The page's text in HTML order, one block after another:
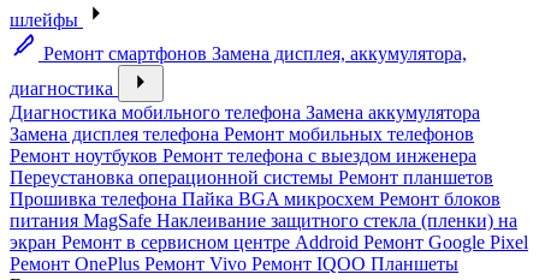
шлейфы
Ремонт смартфонов Замена дисплея, аккумулятора,
диагностика
Диагностика мобильного телефона Замена аккумулятора
Замена дисплея телефона Ремонт мобильных телефонов
Ремонт ноутбуков Ремонт телефона с выездом инженера
Переустановка операционной системы Ремонт планшетов
Прошивка телефона Пайка BGA микросхем Ремонт блоков
питания MagSafe Наклеивание защитного стекла (пленки) на
экран Ремонт в сервисном центре Addroid Ремонт Google Pixel
Ремонт OnePlus Ремонт Vivo Ремонт IQOO Планшеты